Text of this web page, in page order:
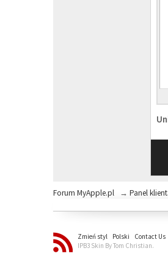
Forum MyApple.pl → Panel
Zmień styl Polski Contact Us
IPB3 Skin By Tom Christian.